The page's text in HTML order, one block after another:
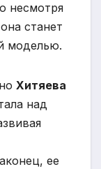
несмотря
станет
моделью.
Хитяева
над
ее